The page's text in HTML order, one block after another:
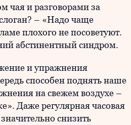
чая и разговорами за
– «Надо чаще
плохого не посоветуют.
абстинентный синдром.
и упражнения
способен поднять наше
на свежем воздухе –
Даже регулярная часовая
снизить